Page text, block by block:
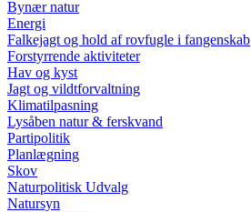
Bynær natur
Energi
Falkejagt og hold af rovfugle i fangenskab
Forstyrrende aktiviteter
Hav og kyst
Jagt og vildtforvaltning
Klimatilpasning
Lysåben natur & ferskvand
Partipolitik
Planlægning
Skov
Naturpolitisk Udvalg
Natursyn